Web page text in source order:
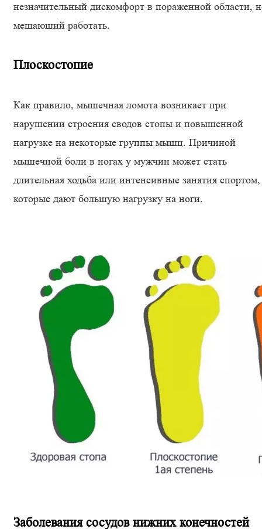
незначительный дискомфорт в пораженной области,
мешающий работать.
Плоскостопие
Как правило, мышечная ломота возникает при
нарушении строения сводов стопы и повышенной
нагрузке на некоторые группы мышц. Причиной
мышечной боли в ногах у мужчин может стать
длительная ходьба или интенсивные занятия спортом,
которые дают большую нагрузку на ноги.
Заболевания сосудов нижних конечностей